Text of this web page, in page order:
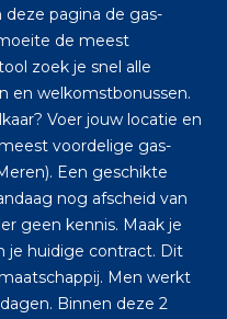
deze pagina de gas-
de meest
zoek je snel alle
en welkomstbonussen.
Voer jouw locatie en
voordelige gas-
Een geschikte
nog afscheid van
geen kennis. Maak je
je huidige contract. Dit
Men werkt
Binnen deze 2